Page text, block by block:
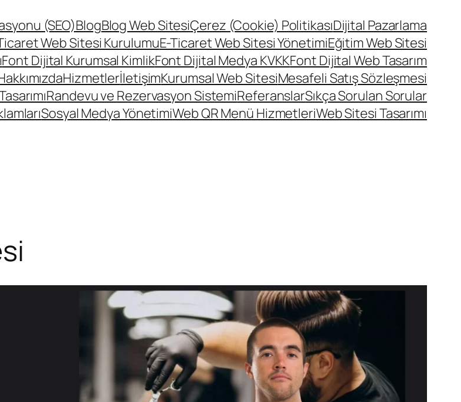
(SEO)BlogBlog Web SitesiÇerez (Cookie) PolitikasıDijital Pazarlama
Web Sitesi KurulumuE-Ticaret Web Sitesi YönetimiEğitim Web Sitesi
Font Dijital Kurumsal KimlikFont Dijital Medya KVKKFont Dijital Web Tasarım
HizmetlerİletişimKurumsal Web SitesiMesafeli Satış Sözleşmesi
Randevu ve Rezervasyon SistemiReferanslarSıkça Sorulan Sorular
Sosyal Medya YönetimiWeb QR Menü HizmetleriWeb Sitesi Tasarımı